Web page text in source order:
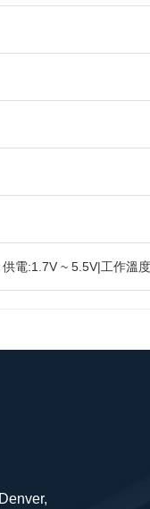
電:1.7V ~ 5.5V|工作溫